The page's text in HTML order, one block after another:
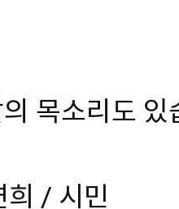
목소리도 있
희 / 시민